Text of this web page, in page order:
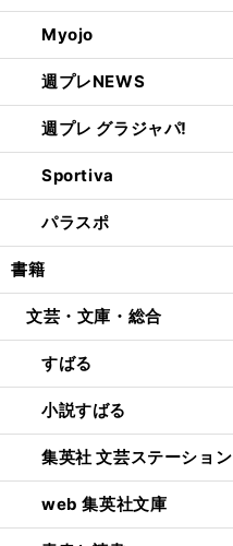
Myojo
週プレNEWS
週プレ グラジャパ!
Sportiva
パラスポ
書籍
文芸・文庫・総合
すばる
小説すばる
集英社 文芸ステーション
web 集英社文庫